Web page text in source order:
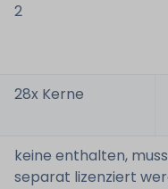
2
28x Kerne
keine enthalten, muss
separat lizenziert